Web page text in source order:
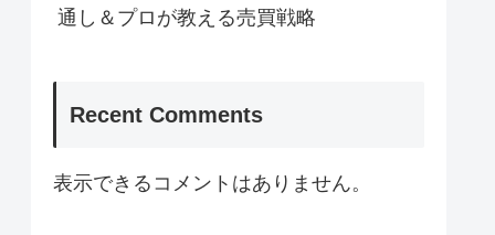
通し＆プロが教える売買戦略
Recent Comments
表示できるコメントはありません。